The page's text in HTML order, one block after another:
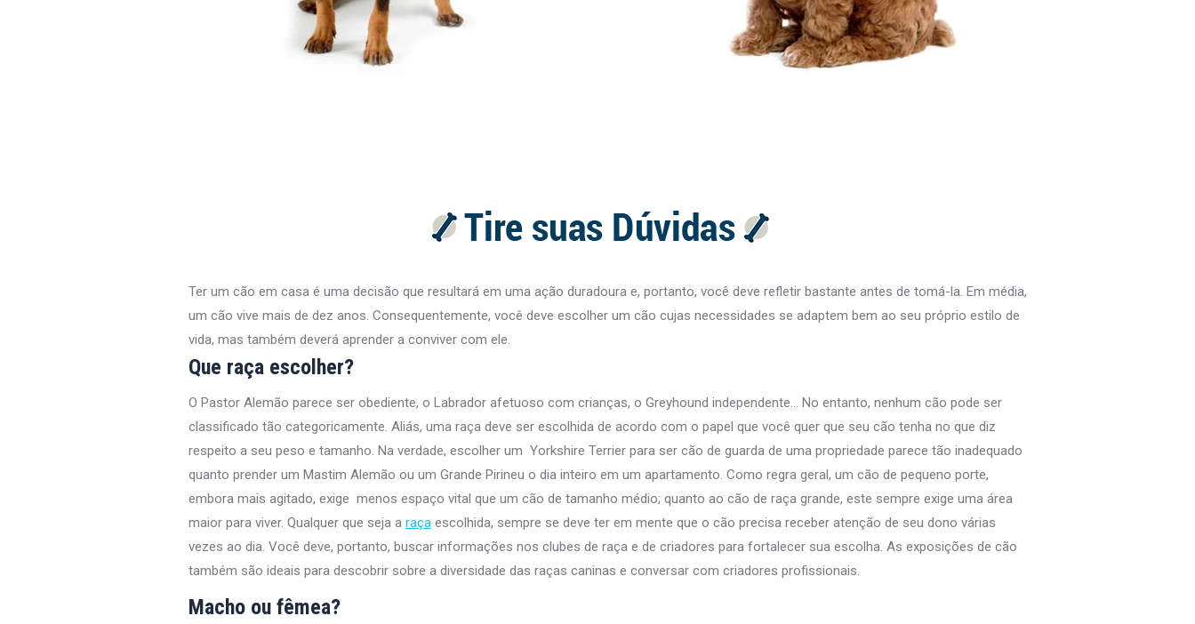
Ter um cão em casa é uma decisão que resultará em uma ação duradoura e, portanto, você deve refletir bastante antes de tomá-la. Em média,
um cão vive mais de dez anos. Consequentemente, você deve escolher um cão cujas necessidades se adaptem bem ao seu próprio estilo de
vida, mas também deverá aprender a conviver com ele.
Que raça escolher?
O Pastor Alemão parece ser obediente, o Labrador afetuoso com crianças, o Greyhound independente… No entanto, nenhum cão pode ser
classificado tão categoricamente. Aliás, uma raça deve ser escolhida de acordo com o papel que você quer que seu cão tenha no que diz
respeito a seu peso e tamanho. Na verdade, escolher um Yorkshire Terrier para ser cão de guarda de uma propriedade parece tão inadequado
quanto prender um Mastim Alemão ou um Grande Pirineu o dia inteiro em um apartamento. Como regra geral, um cão de pequeno porte,
embora mais agitado, exige menos espaço vital que um cão de tamanho médio; quanto ao cão de raça grande, este sempre exige uma área
maior para viver. Qualquer que seja a raça escolhida, sempre se deve ter em mente que o cão precisa receber atenção de seu dono várias
vezes ao dia. Você deve, portanto, buscar informações nos clubes de raça e de criadores para fortalecer sua escolha. As exposições de cão
também são ideais para descobrir sobre a diversidade das raças caninas e conversar com criadores profissionais.
Macho ou fêmea?